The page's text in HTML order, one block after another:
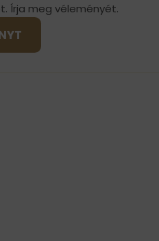
Írja meg véleményét.